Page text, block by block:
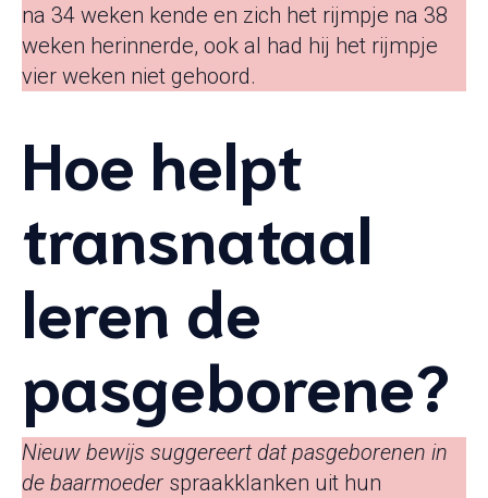
na 34 weken kende en zich het rijmpje na 38
weken herinnerde, ook al had hij het rijmpje
vier weken niet gehoord.
Hoe helpt
transnataal
leren de
pasgeborene?
Nieuw bewijs suggereert dat pasgeborenen in
de baarmoeder spraakklanken uit hun